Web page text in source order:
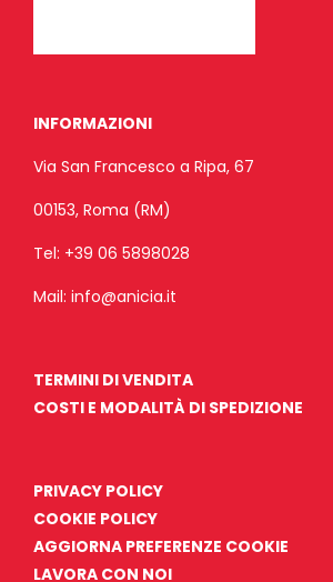
INFORMAZIONI
Via San Francesco a Ripa, 67
00153, Roma (RM)
Tel: +39 06 5898028
Mail: info@anicia.it
TERMINI DI VENDITA
COSTI E MODALITÀ DI SPEDIZIONE
PRIVACY POLICY
COOKIE POLICY
AGGIORNA PREFERENZE COOKIE
LAVORA CON NOI